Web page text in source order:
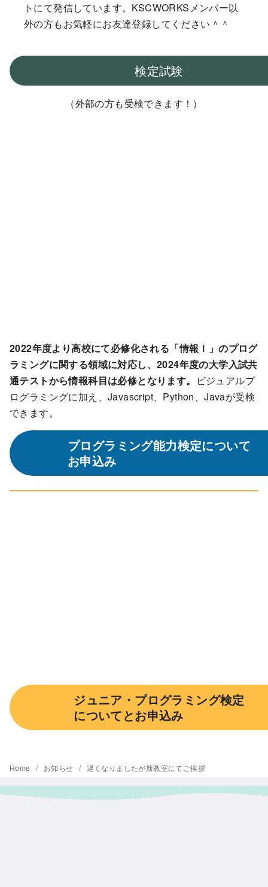
トにて発信しています。KSCWORKSメンバー以
外の方もお気軽にお友達登録してください＾＾
検定試験
（外部の方も受検できます！）
2022年度より高校にて必修化される「情報Ⅰ」のプログ
ラミングに関する領域に対応し、2024年度の大学入試共
通テストから情報科目は必修となります。
ビジュアルプ
ログラミングに加え、Javascript、Python、Javaが受検
できます。
プログラミング能力検定について
お申込み
ジュニア・プログラミング検定
についてとお申込み
Home お知らせ 遅くなりましたが新教室にてご挨拶